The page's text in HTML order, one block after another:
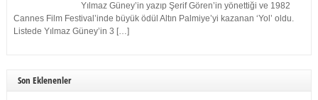
Yılmaz Güney’in yazıp Şerif Gören’in yönettiği ve 1982
Cannes Film Festival’inde büyük ödül Altın Palmiye’yi kazanan ‘Yol’ oldu.
Listede Yılmaz Güney’in 3 […]
Son Eklenenler